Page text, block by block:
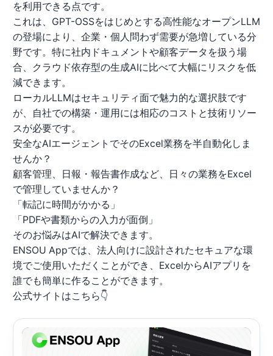
を利用できる点です。
これは、GPT-OSSをはじめとする高性能なオープンLLM
の登場により、企業・個人問わず需要が急増している分
野です。特に社内ドキュメントや顧客データを扱う場
合、クラウド依存型の生成AIに比べて大幅にリスクを低
減できます。
ローカルLLMはセキュリティ面で魅力的な選択肢です
が、自社での構築・運用には相応のコストと技術リソー
スが必要です。
安全なAIエージェントでそのExcel業務を半自動化しま
せんか？
顧客管理、日報・報告書作成など、日々の業務をExcel
で管理していませんか？
「転記に時間がかかる」
「PDFや書類からの入力が面倒」
そのお悩みはAIで解決できます。
ENSOU Appでは、法人向けに設計されたセキュアな環
境でご使用いただくことができ、ExcelからAIアプリを
誰でも簡単に作ることができます。
公式サイトはこちら👇